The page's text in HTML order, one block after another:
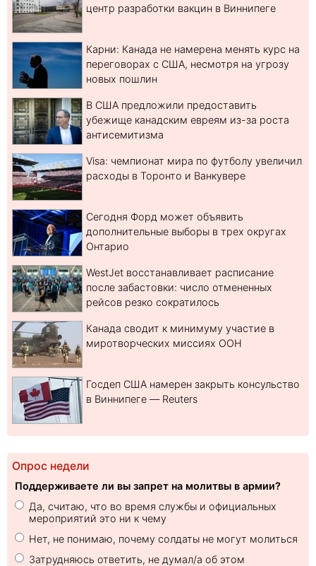
центр разработки вакцин в Виннипеге
Карни: Канада не намерена менять курс на
переговорах с США, несмотря на угрозу
новых пошлин
В США предложили предоставить
убежище канадским евреям из-за роста
антисемитизма
Visa: чемпионат мира по футболу увеличил
расходы в Торонто и Ванкувере
Сегодня Форд может объявить
дополнительные выборы в трех округах
Онтарио
WestJet восстанавливает расписание
после забастовки: число отмененных
рейсов резко сократилось
Канада сводит к минимуму участие в
миротворческих миссиях ООН
Госдеп США намерен закрыть консульство
в Виннипеге — Reuters
Опрос недели
Поддерживаете ли вы запрет на молитвы в армии?
Да, считаю, что во время службы и официальных
мероприятий это ни к чему
Нет, не понимаю, почему солдаты не могут молиться
Затрудняюсь ответить, не думал/а об этом